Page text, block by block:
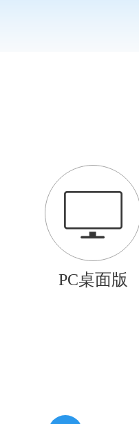
PC桌面版